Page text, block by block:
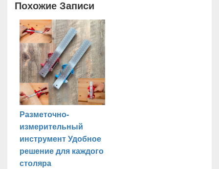
Похожие Записи
Разметочно-
измерительный
инструмент Удобное
решение для каждого
столяра